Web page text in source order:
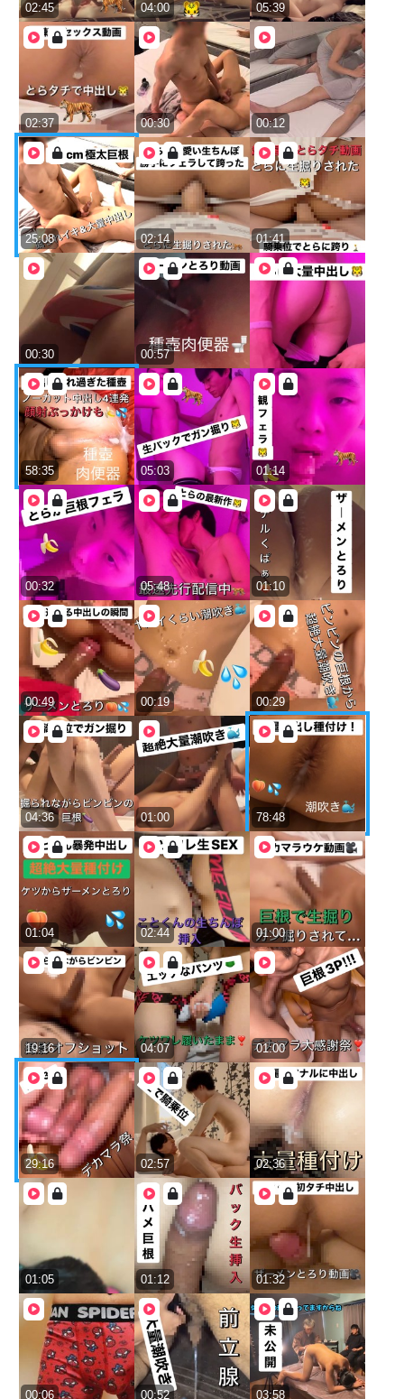
02:45 04:00 05:39
02:37 00:30 00:12
25:08 02:14 01:41
00:30 00:57
58:35 05:03 01:14
00:32 05:48 01:10
00:49 00:19 00:29
04:36 01:00 78:48
01:04 02:44 01:00
19:16 04:07 01:00
29:16 02:57 02:36
01:05 01:12 01:32
00:06 00:52 03:58